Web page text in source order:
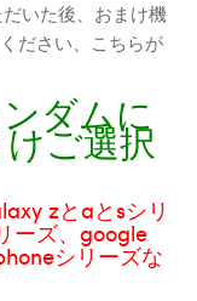
いた後、おまけ機
ださい、こちらが
ダムに
ご選択
zとaとsシリ
ーズ、google
シリーズな